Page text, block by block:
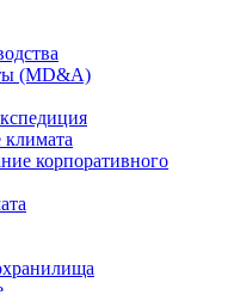
(MD&A)
корпоративного